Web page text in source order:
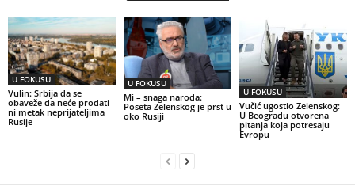
U FOKUSU
Vulin: Srbija da se
obaveže da neće prodati
ni metak neprijateljima
Rusije
U FOKUSU
Mi – snaga naroda:
Poseta Zelenskog je prst u
oko Rusiji
U FOKUSU
Vučić ugostio Zelenskog:
U Beogradu otvorena
pitanja koja potresaju
Evropu